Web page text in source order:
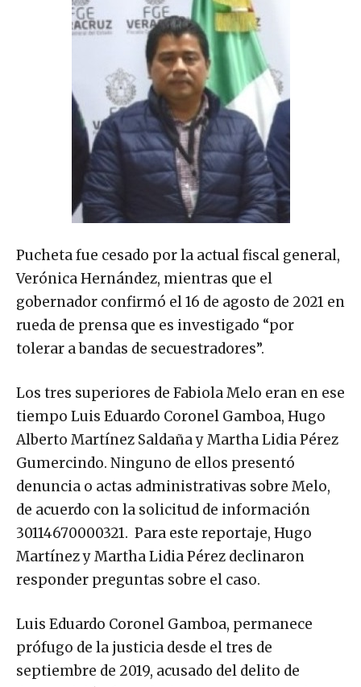
Pucheta fue cesado por la actual fiscal general,
Verónica Hernández, mientras que el
gobernador confirmó el 16 de agosto de 2021 en
rueda de prensa que es investigado “por
tolerar a bandas de secuestradores”.
Los tres superiores de Fabiola Melo eran en ese
tiempo Luis Eduardo Coronel Gamboa, Hugo
Alberto Martínez Saldaña y Martha Lidia Pérez
Gumercindo. Ninguno de ellos presentó
denuncia o actas administrativas sobre Melo,
de acuerdo con la solicitud de información
30114670000321. Para este reportaje, Hugo
Martínez y Martha Lidia Pérez declinaron
responder preguntas sobre el caso.
Luis Eduardo Coronel Gamboa, permanece
prófugo de la justicia desde el tres de
septiembre de 2019, acusado del delito de